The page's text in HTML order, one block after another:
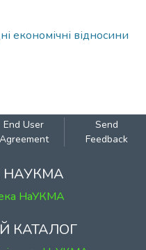
економічні відносини
End User
Agreement
Send
Feedback
НАУКМА
НаУКМА
КАТАЛОГ